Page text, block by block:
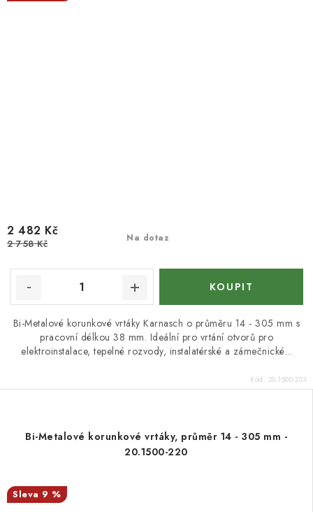
Na dotaz
2 482 Kč
2 758 Kč
Bi-Metalové korunkové vrtáky Karnasch o průměru 14 - 305 mm s
pracovní délkou 38 mm. Ideální pro vrtání otvorů pro
elektroinstalace, tepelné rozvody, instalatérské a zámečnické...
Kód: 20.1500-233
Bi-Metalové korunkové vrtáky, průměr 14 - 305 mm -
20.1500-220
9 %